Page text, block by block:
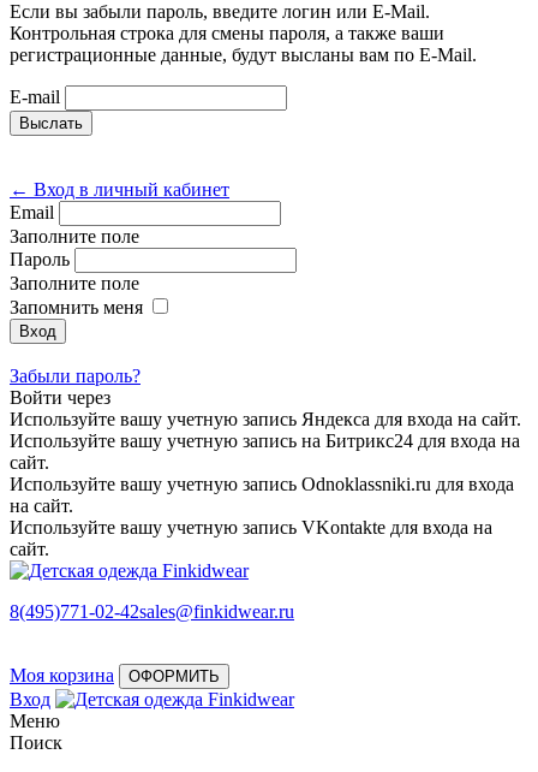
Если вы забыли пароль, введите логин или E-Mail.
Контрольная строка для смены пароля, а также ваши
регистрационные данные, будут высланы вам по E-Mail.
E-mail
← Вход в личный кабинет
Email
Заполните поле
Пароль
Заполните поле
Запомнить меня
Забыли пароль?
Войти через
Используйте вашу учетную запись Яндекса для входа на сайт.
Используйте вашу учетную запись на Битрикс24 для входа на
сайт.
Используйте вашу учетную запись Odnoklassniki.ru для входа
на сайт.
Используйте вашу учетную запись VKontakte для входа на
сайт.
8(495)771-02-42sales@finkidwear.ru
Моя корзина ОФОРМИТЬ
Вход
Меню
Поиск